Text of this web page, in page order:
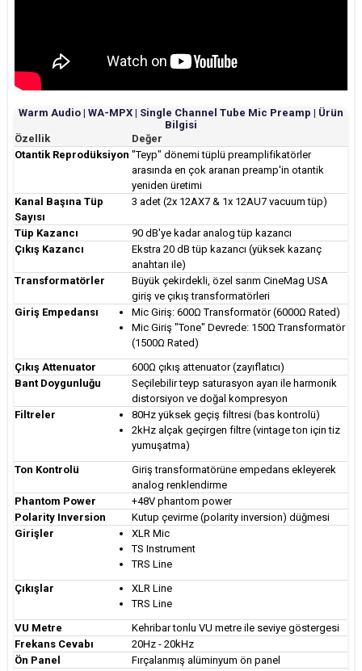
Warm Audio | WA-MPX | Single Channel Tube Mic Preamp | Ürün
Bilgisi
Özellik
Değer
Otantik Reprodüksiyon "Teyp" dönemi tüplü preamplifikatörler
arasında en çok aranan preamp'in otantik
yeniden üretimi
Kanal Başına Tüp
Sayısı
3 adet (2x 12AX7 & 1x 12AU7 vacuum tüp)
Tüp Kazancı
90 dB'ye kadar analog tüp kazancı
Çıkış Kazancı
Ekstra 20 dB tüp kazancı (yüksek kazanç
anahtarı ile)
Transformatörler
Büyük çekirdekli, özel sarım CineMag USA
giriş ve çıkış transformatörleri
Giriş Empedansı
Mic Giriş: 600Ω Transformatör (6000Ω Rated)
Mic Giriş "Tone" Devrede: 150Ω Transformatör
(1500Ω Rated)
Çıkış Attenuator
600Ω çıkış attenuator (zayıflatıcı)
Bant Doygunluğu
Seçilebilir teyp saturasyon ayarı ile harmonik
distorsiyon ve doğal kompresyon
Filtreler
80Hz yüksek geçiş filtresi (bas kontrolü)
2kHz alçak geçirgen filtre (vintage ton için tiz
yumuşatma)
Ton Kontrolü
Giriş transformatörüne empedans ekleyerek
analog renklendirme
Phantom Power
+48V phantom power
Polarity Inversion
Kutup çevirme (polarity inversion) düğmesi
Girişler
XLR Mic
TS Instrument
TRS Line
Çıkışlar
XLR Line
TRS Line
VU Metre
Kehribar tonlu VU metre ile seviye göstergesi
Frekans Cevabı
20Hz - 20kHz
Ön Panel
Fırçalanmış alüminyum ön panel